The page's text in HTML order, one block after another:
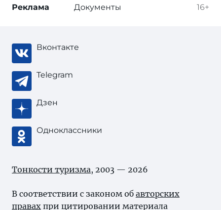
16+
Реклама Документы
Вконтакте
Telegram
Дзен
Одноклассники
Тонкости туризма, 2003 — 2026
В соответствии с законом об авторских
правах при цитировании материала